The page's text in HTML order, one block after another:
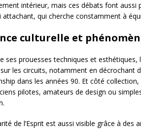
intérieur, mais ces débats font
attachant, qui cherche constamment à
culturelle et
ses prouesses techniques et
les circuits, notamment en décrochant
dans les années 90. Et côté collection,
pilotes, amateurs de design ou
de l’Esprit est aussi visible grâce à